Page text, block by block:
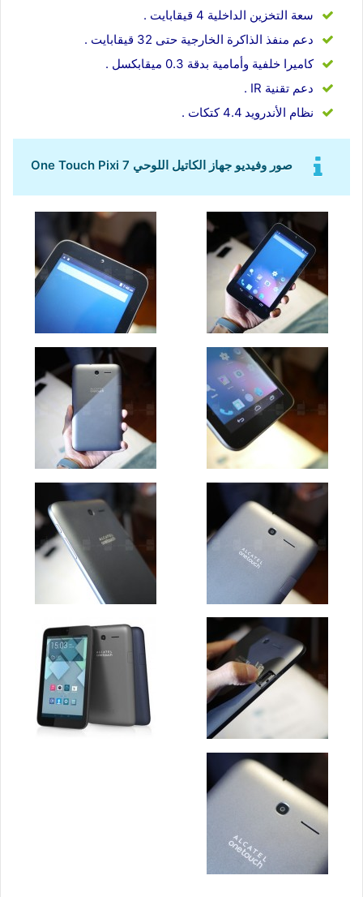
سعة التخزين الداخلية 4 قيقابايت .
دعم منفذ الذاكرة الخارجية حتى 32 قيقابايت .
كاميرا خلفية وأمامية بدقة 0.3 ميقابكسل .
دعم تقنية IR .
نظام الأندرويد 4.4 كتكات .
صور وفيديو جهاز الكاتيل اللوحي One Touch Pixi 7